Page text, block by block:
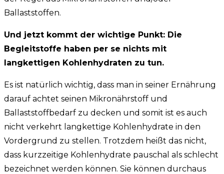
Ballaststoffen.
Und jetzt kommt der wichtige Punkt: Die
Begleitstoffe haben per se nichts mit
langkettigen Kohlenhydraten zu tun.
Es ist natürlich wichtig, dass man in seiner Ernährung
darauf achtet seinen Mikronährstoff und
Ballaststoffbedarf zu decken und somit ist es auch
nicht verkehrt langkettige Kohlenhydrate in den
Vordergrund zu stellen. Trotzdem heißt das nicht,
dass kurzzeitige Kohlenhydrate pauschal als schlecht
bezeichnet werden können. Sie können durchaus